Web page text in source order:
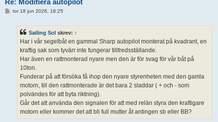
tor 18 jun 2026, 18:25
Sailing Sol skrev: ↑
Har i vår segelbåt en gammal Sharp autopilot monterat på kvadrant, en
kraftig sak som tyvärr inte fungerar tillfredsställande.
Har även en rattmonterad nyare men den är för svag för vår båt på
10ton.
Funderar på att försöka få ihop den nyare styrenheten med den gamla
motorn, till den rattmonterade är det bara 2 sladdar ( + och - som
polvändes för att byta riktning).
Går det att använda den signalen för att med relän styra den kraftigare
motorn eller kommer det att bli full mutter åt antingen sb eller BB?